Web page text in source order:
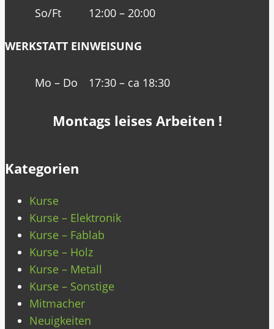
So/Ft
12:00 – 20:00
WERKSTATT EINWEISUNG
Mo – Do 17:30 – ca 18:30
Montags leises Arbeiten !
Kategorien
Kurse
Kurse – Elektronik
Kurse – Fablab
Kurse – Holz
Kurse – Metall
Kurse – Sonstige
Mitmacher
Neuigkeiten